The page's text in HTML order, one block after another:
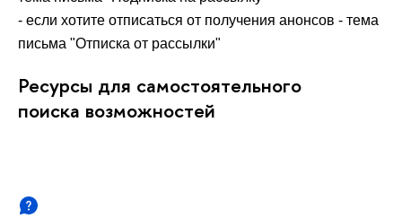
- если хотите отписаться от получения анонсов - тема
письма "Отписка от рассылки"
Ресурсы для самостоятельного
поиска возможностей